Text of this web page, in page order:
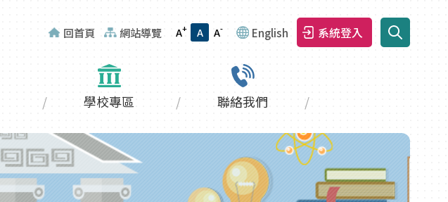
回首頁 網站導覽 A+ A A- English 系統登入
學校專區 聯絡我們